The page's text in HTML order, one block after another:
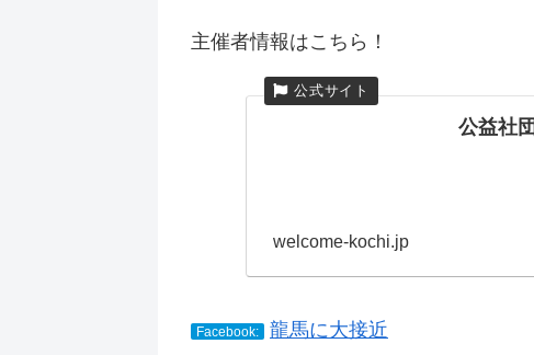
主催者情報はこちら！
公益社
welcome-kochi.jp
Facebook: 龍馬に大接近